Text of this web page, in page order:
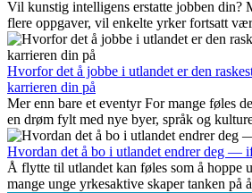
Vil kunstig intelligens erstatte jobben din?
flere oppgaver, vil enkelte yrker fortsatt
ser vi på hvilke jobber som er mest
som blir viktige, og hvorfor mange av disse
internasjonale muligheter.
Hvorfor det å jobbe i utlandet er den
karrieren din på
Mer enn bare et eventyr For mange føles
en drøm fylt med nye byer, språk og
spenningen ved...
Hvordan det å bo i utlandet endrer deg —
Å flytte til utlandet kan føles som å hoppe
mange unge yrkesaktive skaper tanken på